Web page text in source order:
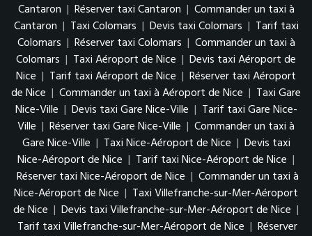
Cantaron | Réserver taxi Cantaron | Commander un taxi à
Cantaron | Taxi Colomars | Devis taxi Colomars | Tarif taxi
Colomars | Réserver taxi Colomars | Commander un taxi à
Colomars | Taxi Aéroport de Nice | Devis taxi Aéroport de
Nice | Tarif taxi Aéroport de Nice | Réserver taxi Aéroport
de Nice | Commander un taxi à Aéroport de Nice | Taxi Gare
Nice-Ville | Devis taxi Gare Nice-Ville | Tarif taxi Gare Nice-
Ville | Réserver taxi Gare Nice-Ville | Commander un taxi à
Gare Nice-Ville | Taxi Nice-Aéroport de Nice | Devis taxi
Nice-Aéroport de Nice | Tarif taxi Nice-Aéroport de Nice |
Réserver taxi Nice-Aéroport de Nice | Commander un taxi à
Nice-Aéroport de Nice | Taxi Villefranche-sur-Mer-Aéroport
de Nice | Devis taxi Villefranche-sur-Mer-Aéroport de Nice |
Tarif taxi Villefranche-sur-Mer-Aéroport de Nice | Réserver